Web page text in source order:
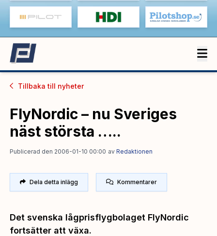
Tillbaka till nyheter
FlyNordic – nu Sveriges
näst största …..
Publicerad den 2006-01-10 00:00 av Redaktionen
Dela detta inlägg Kommentarer
Det svenska lågprisflygbolaget FlyNordic
fortsätter att växa.